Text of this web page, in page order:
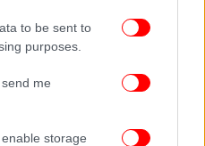
to be sent to
purposes.
me
storage